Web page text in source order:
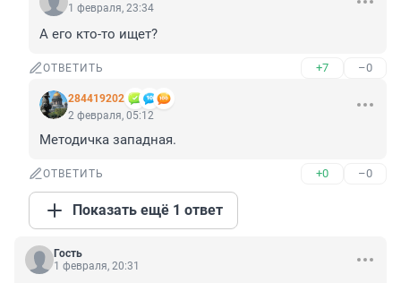
1 февраля, 23:34
А его кто-то ищет?
ОТВЕТИТЬ +7 –0
284419202
2 февраля, 05:12
Методичка западная.
ОТВЕТИТЬ +0 –0
Показать ещё 1 ответ
Гость
1 февраля, 20:31